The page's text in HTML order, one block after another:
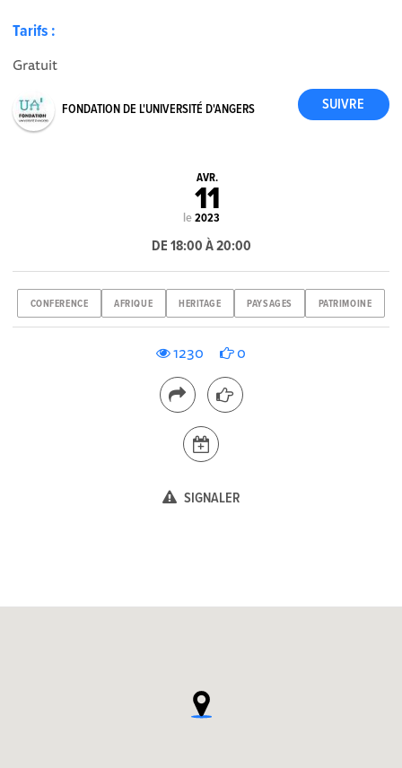
Tarifs :
Gratuit
FONDATION DE L'UNIVERSITÉ D'ANGERS
le
AVR.
11
2023
DE 18:00 À 20:00
CONFERENCE AFRIQUE HERITAGE PAYSAGES PATRIMOINE
1230 0
SIGNALER